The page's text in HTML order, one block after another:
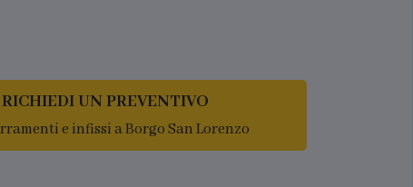
RICHIEDI UN PREVENTIVO
e infissi a Borgo San Lorenzo